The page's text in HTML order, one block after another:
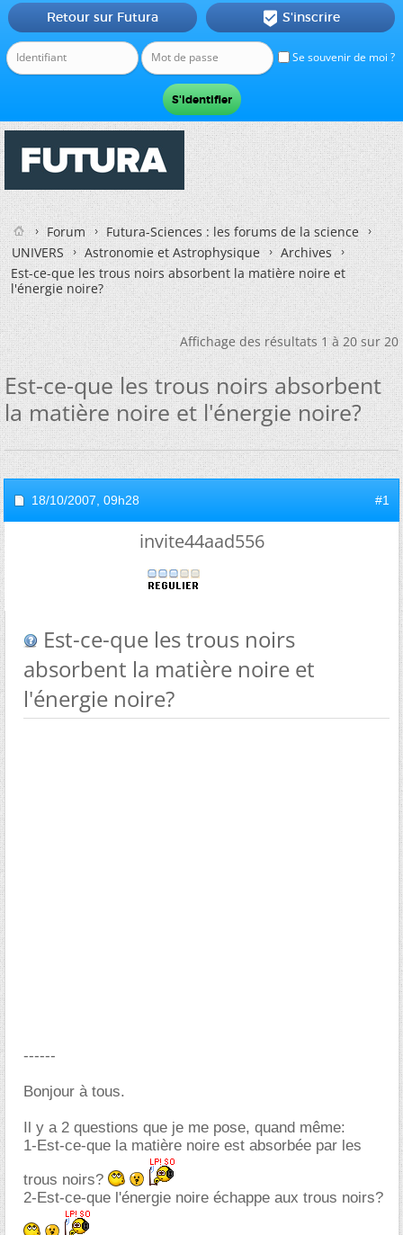
Se souvenir de moi ?
Retour sur Futura  S'inscrire
Forum
Futura-Sciences : les forums de la science
UNIVERS
Astronomie et Astrophysique
Archives
Est-ce-que les trous noirs absorbent la matière noire et
l'énergie noire?
Affichage des résultats 1 à 20 sur 20
Est-ce-que les trous noirs absorbent
la matière noire et l'énergie noire?
18/10/2007, 09h28 #1
invite44aad556
Est-ce-que les trous noirs
absorbent la matière noire et
l'énergie noire?
------
Bonjour à tous.
Il y a 2 questions que je me pose, quand même:
1-Est-ce-que la matière noire est absorbée par les
trous noirs?
2-Est-ce-que l'énergie noire échappe aux trous noirs?